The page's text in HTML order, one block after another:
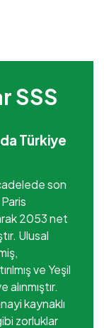
SSS
Türkiye
son
2053 net
Ulusal
ve Yeşil
kaynaklı
zorluklar